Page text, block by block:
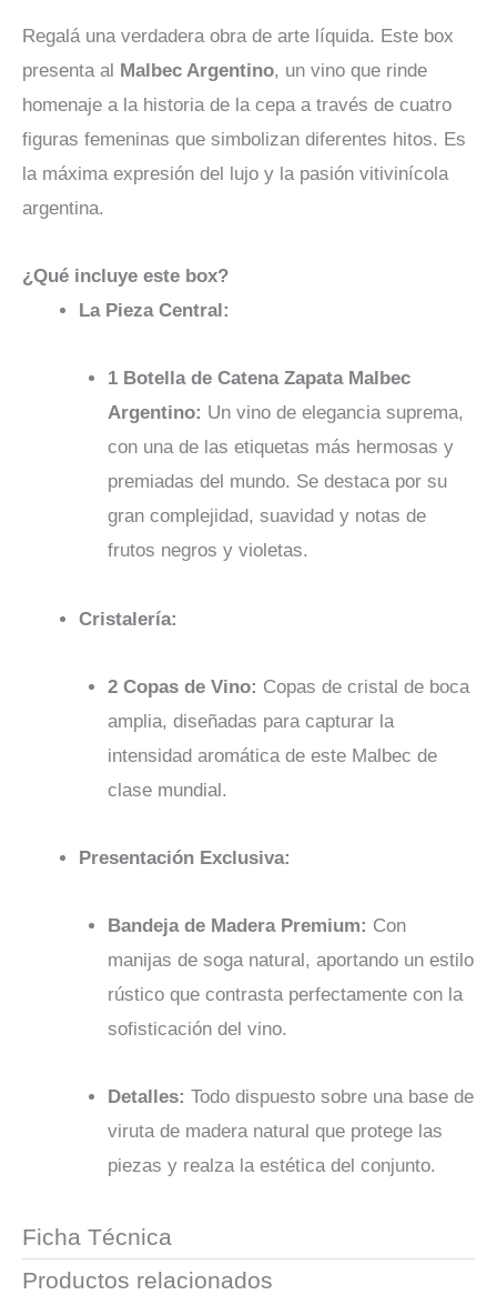
Regalá una verdadera obra de arte líquida. Este box
presenta al Malbec Argentino, un vino que rinde
homenaje a la historia de la cepa a través de cuatro
figuras femeninas que simbolizan diferentes hitos. Es
la máxima expresión del lujo y la pasión vitivinícola
argentina.
¿Qué incluye este box?
La Pieza Central:
1 Botella de Catena Zapata Malbec
Argentino: Un vino de elegancia suprema,
con una de las etiquetas más hermosas y
premiadas del mundo. Se destaca por su
gran complejidad, suavidad y notas de
frutos negros y violetas.
Cristalería:
2 Copas de Vino: Copas de cristal de boca
amplia, diseñadas para capturar la
intensidad aromática de este Malbec de
clase mundial.
Presentación Exclusiva:
Bandeja de Madera Premium: Con
manijas de soga natural, aportando un estilo
rústico que contrasta perfectamente con la
sofisticación del vino.
Detalles: Todo dispuesto sobre una base de
viruta de madera natural que protege las
piezas y realza la estética del conjunto.
Ficha Técnica
Productos relacionados